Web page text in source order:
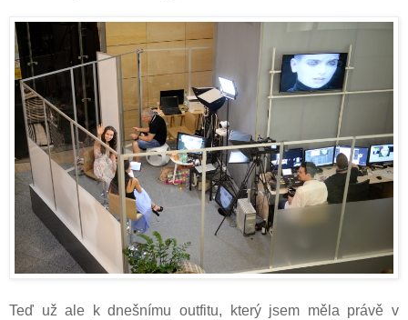
Teď už ale k dnešnímu outfitu, který jsem měla právě v